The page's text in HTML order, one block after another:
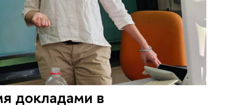
докладами в